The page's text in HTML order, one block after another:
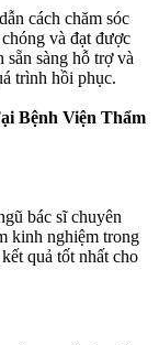
cách chăm sóc
và đạt được
sàng hỗ trợ và
trình hồi phục.
Bệnh Viện Thẩm
bác sĩ chuyên
kinh nghiệm trong
quả tốt nhất cho